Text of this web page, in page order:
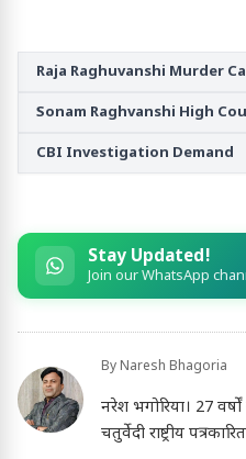
Raja Raghuvanshi Murder
Sonam Raghvanshi High
CBI Investigation Demand
Stay Updated!
Join our WhatsApp
By Naresh Bhagoria
नरेश भगोरिया। 27
चतुर्वेदी राष्ट्रीय